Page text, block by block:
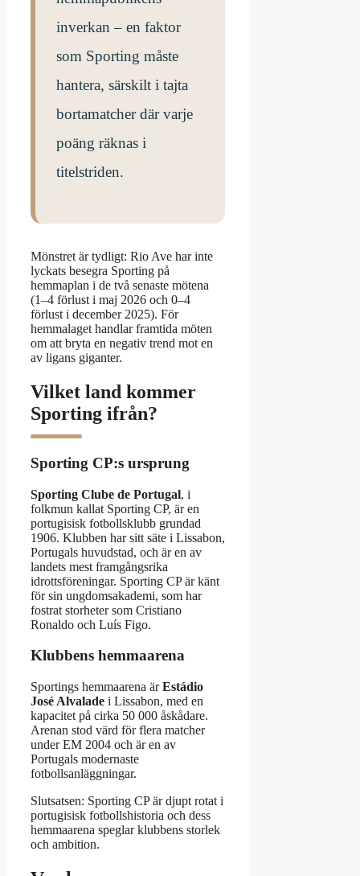
inverkan – en faktor
som Sporting måste
hantera, särskilt i tajta
bortamatcher där varje
poäng räknas i
titelstriden.
Mönstret är tydligt: Rio Ave har inte
lyckats besegra Sporting på
hemmaplan i de två senaste mötena
(1–4 förlust i maj 2026 och 0–4
förlust i december 2025). För
hemmalaget handlar framtida möten
om att bryta en negativ trend mot en
av ligans giganter.
Vilket land kommer
Sporting ifrån?
Sporting CP:s ursprung
Sporting Clube de Portugal, i
folkmun kallat Sporting CP, är en
portugisisk fotbollsklubb grundad
1906. Klubben har sitt säte i Lissabon,
Portugals huvudstad, och är en av
landets mest framgångsrika
idrottsföreningar. Sporting CP är känt
för sin ungdomsakademi, som har
fostrat storheter som Cristiano
Ronaldo och Luís Figo.
Klubbens hemmaarena
Sportings hemmaarena ärEstádio
José Alvalade i Lissabon, med en
kapacitet på cirka 50 000 åskådare.
Arenan stod värd för flera matcher
under EM 2004 och är en av
Portugals modernaste
fotbollsanläggningar.
Slutsatsen: Sporting CP är djupt rotat i
portugisisk fotbollshistoria och dess
hemmaarena speglar klubbens storlek
och ambition.